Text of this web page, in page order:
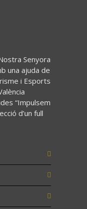
Senyora
una ajuda de
i Esports
“Impulsem
d’un full